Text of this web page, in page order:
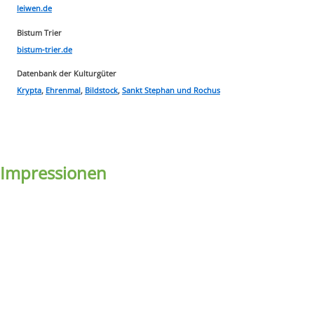
leiwen.de
Bistum Trier
bistum-trier.de
Datenbank der Kulturgüter
Krypta, Ehrenmal, Bildstock, Sankt Stephan und Rochus
Impressionen